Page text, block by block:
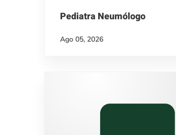
Pediatra Neumólogo
Ago 05, 2026